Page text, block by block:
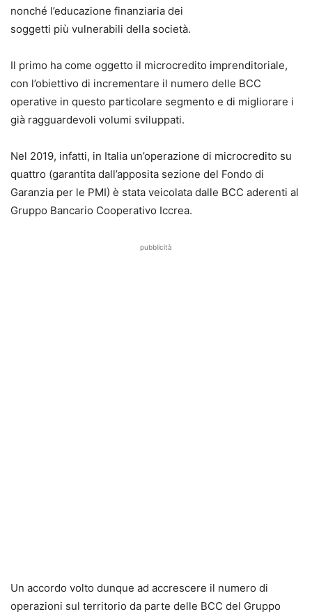
nonché l’educazione finanziaria dei
soggetti più vulnerabili della società.
Il primo ha come oggetto il microcredito imprenditoriale,
con l’obiettivo di incrementare il numero delle BCC
operative in questo particolare segmento e di migliorare i
già ragguardevoli volumi sviluppati.
Nel 2019, infatti, in Italia un’operazione di microcredito su
quattro (garantita dall’apposita sezione del Fondo di
Garanzia per le PMI) è stata veicolata dalle BCC aderenti al
Gruppo Bancario Cooperativo Iccrea.
pubblicità
Un accordo volto dunque ad accrescere il numero di
operazioni sul territorio da parte delle BCC del Gruppo